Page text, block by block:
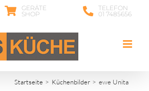
GERÄTE
SHOP
TELEFON
01 7485656
Startseite Küchenbilder ewe Unita